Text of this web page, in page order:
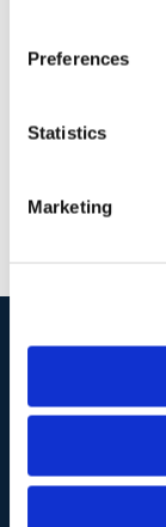
Preferences
Statistics
Marketing
Continua a
I
Indirizzo